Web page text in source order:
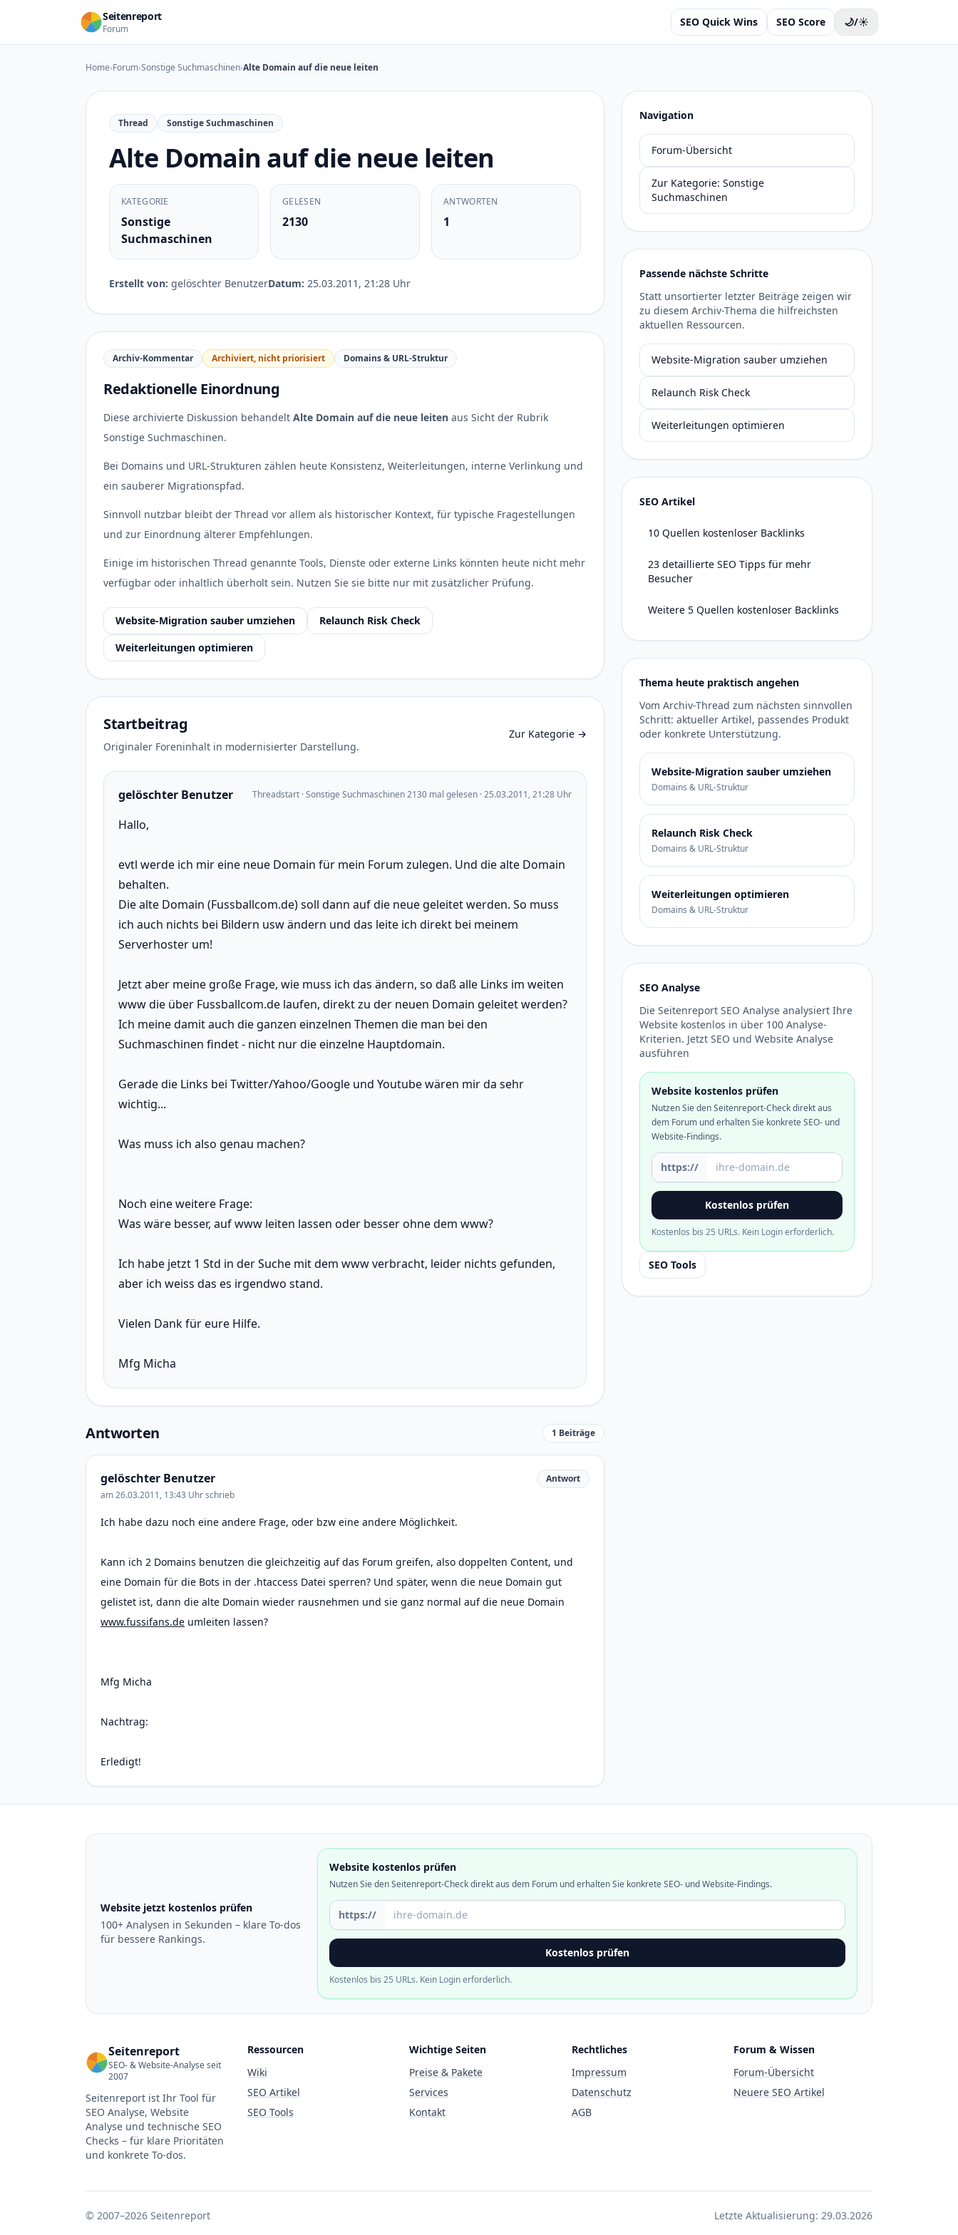
Zum Inhalt springen
Seitenreport
Forum
SEO Quick Wins SEO Score 🌙/☀️
Home›Forum›Sonstige Suchmaschinen›Alte Domain auf die neue leiten
Thread Sonstige Suchmaschinen
Alte Domain auf die neue leiten
KATEGORIE
Sonstige
Suchmaschinen
GELESEN
2130
ANTWORTEN
1
Erstellt von: gelöschter BenutzerDatum: 25.03.2011, 21:28 Uhr
Archiv-Kommentar Archiviert, nicht priorisiert Domains & URL-Struktur
Redaktionelle Einordnung
Diese archivierte Diskussion behandelt Alte Domain auf die neue leiten aus Sicht der Rubrik
Sonstige Suchmaschinen.
Bei Domains und URL-Strukturen zählen heute Konsistenz, Weiterleitungen, interne Verlinkung und
ein sauberer Migrationspfad.
Sinnvoll nutzbar bleibt der Thread vor allem als historischer Kontext, für typische Fragestellungen
und zur Einordnung älterer Empfehlungen.
Einige im historischen Thread genannte Tools, Dienste oder externe Links könnten heute nicht mehr
verfügbar oder inhaltlich überholt sein. Nutzen Sie sie bitte nur mit zusätzlicher Prüfung.
Website-Migration sauber umziehen
Relaunch Risk Check
Weiterleitungen optimieren
Startbeitrag
Originaler Foreninhalt in modernisierter Darstellung.
Zur Kategorie →
gelöschter Benutzer Threadstart · Sonstige Suchmaschinen 2130 mal gelesen · 25.03.2011, 21:28 Uhr
Hallo,
evtl werde ich mir eine neue Domain für mein Forum zulegen. Und die alte Domain
behalten.
Die alte Domain (Fussballcom.de) soll dann auf die neue geleitet werden. So muss
ich auch nichts bei Bildern usw ändern und das leite ich direkt bei meinem
Serverhoster um!
Jetzt aber meine große Frage, wie muss ich das ändern, so daß alle Links im weiten
www die über Fussballcom.de laufen, direkt zu der neuen Domain geleitet werden?
Ich meine damit auch die ganzen einzelnen Themen die man bei den
Suchmaschinen findet - nicht nur die einzelne Hauptdomain.
Gerade die Links bei Twitter/Yahoo/Google und Youtube wären mir da sehr
wichtig...
Was muss ich also genau machen?
Noch eine weitere Frage:
Was wäre besser, auf www leiten lassen oder besser ohne dem www?
Ich habe jetzt 1 Std in der Suche mit dem www verbracht, leider nichts gefunden,
aber ich weiss das es irgendwo stand.
Vielen Dank für eure Hilfe.
Mfg Micha
Antworten 1 Beiträge
gelöschter Benutzer
am 26.03.2011, 13:43 Uhr schrieb
Antwort
Ich habe dazu noch eine andere Frage, oder bzw eine andere Möglichkeit.
Kann ich 2 Domains benutzen die gleichzeitig auf das Forum greifen, also doppelten Content, und
eine Domain für die Bots in der .htaccess Datei sperren? Und später, wenn die neue Domain gut
gelistet ist, dann die alte Domain wieder rausnehmen und sie ganz normal auf die neue Domain
www.fussifans.de umleiten lassen?
Mfg Micha
Nachtrag:
Erledigt!
Navigation
Forum-Übersicht
Zur Kategorie: Sonstige
Suchmaschinen
Passende nächste Schritte
Statt unsortierter letzter Beiträge zeigen wir
zu diesem Archiv-Thema die hilfreichsten
aktuellen Ressourcen.
Website-Migration sauber umziehen
Relaunch Risk Check
Weiterleitungen optimieren
SEO Artikel
10 Quellen kostenloser Backlinks
23 detaillierte SEO Tipps für mehr
Besucher
Weitere 5 Quellen kostenloser Backlinks
Thema heute praktisch angehen
Vom Archiv-Thread zum nächsten sinnvollen
Schritt: aktueller Artikel, passendes Produkt
oder konkrete Unterstützung.
Website-Migration sauber umziehen
Domains & URL-Struktur
Relaunch Risk Check
Domains & URL-Struktur
Weiterleitungen optimieren
Domains & URL-Struktur
SEO Analyse
Die Seitenreport SEO Analyse analysiert Ihre
Website kostenlos in über 100 Analyse-
Kriterien. Jetzt SEO und Website Analyse
ausführen
Website kostenlos prüfen
Nutzen Sie den Seitenreport-Check direkt aus
dem Forum und erhalten Sie konkrete SEO- und
Website-Findings.
Domain oder URL
https://
Kostenlos prüfen
Kostenlos bis 25 URLs. Kein Login erforderlich.
SEO Tools
Website jetzt kostenlos prüfen
100+ Analysen in Sekunden – klare To-dos
für bessere Rankings.
Website kostenlos prüfen
Nutzen Sie den Seitenreport-Check direkt aus dem Forum und erhalten Sie konkrete SEO- und Website-Findings.
Domain oder URL
https://
Kostenlos prüfen
Kostenlos bis 25 URLs. Kein Login erforderlich.
Seitenreport
SEO- & Website-Analyse seit
2007
Seitenreport ist Ihr Tool für
SEO Analyse, Website
Analyse und technische SEO
Checks – für klare Prioritäten
und konkrete To-dos.
Ressourcen
Wiki
SEO Artikel
SEO Tools
Wichtige Seiten
Preise & Pakete
Services
Kontakt
Rechtliches
Impressum
Datenschutz
AGB
Forum & Wissen
Forum-Übersicht
Neuere SEO Artikel
© 2007–2026 Seitenreport Letzte Aktualisierung: 29.03.2026